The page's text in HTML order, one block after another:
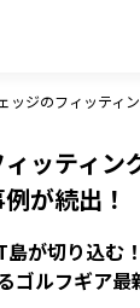
ッティン
が続出！
が切り込む
ゴルフギア最